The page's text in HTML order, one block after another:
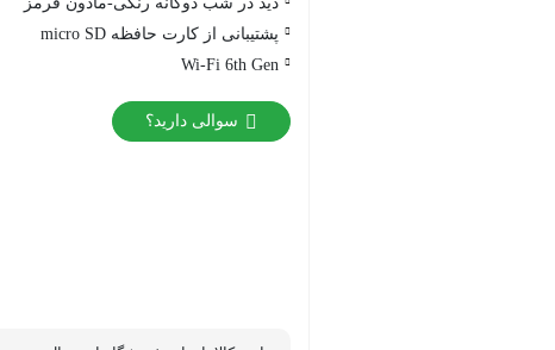
پشتیبانی از کارت حافظه micro SD
Wi-Fi 6th Gen
سوالی دارید؟